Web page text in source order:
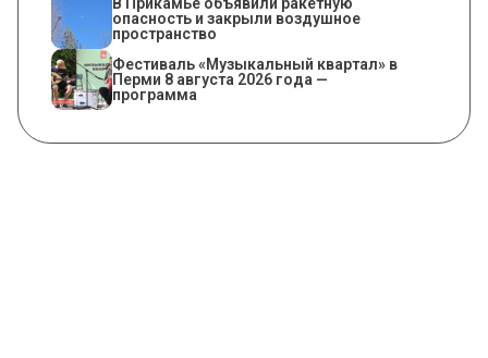
В Прикамье объявили ракетную
опасность и закрыли воздушное
пространство
Фестиваль «Музыкальный квартал» в
Перми 8 августа 2026 года —
программа